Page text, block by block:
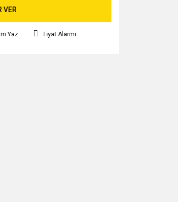
VER
Yaz Fiyat Alarmı